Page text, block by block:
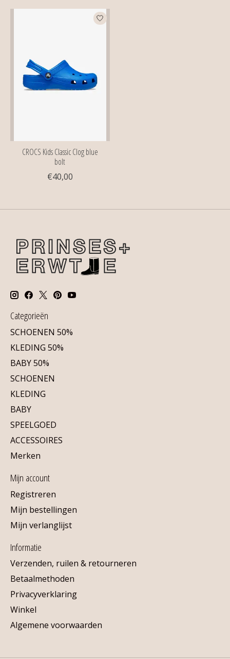
CROCS Kids Classic Clog blue
bolt
€40,00
Categorieën
SCHOENEN 50%
KLEDING 50%
BABY 50%
SCHOENEN
KLEDING
BABY
SPEELGOED
ACCESSOIRES
Merken
Mijn account
Registreren
Mijn bestellingen
Mijn verlanglijst
Informatie
Verzenden, ruilen & retourneren
Betaalmethoden
Privacyverklaring
Winkel
Algemene voorwaarden